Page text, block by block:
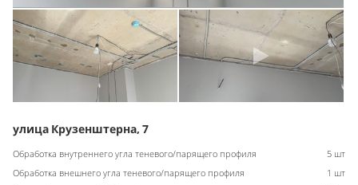
улица Крузенштерна, 7
Обработка внутреннего угла теневого/парящего профиля
5 шт
Обработка внешнего угла теневого/парящего профиля
1 шт